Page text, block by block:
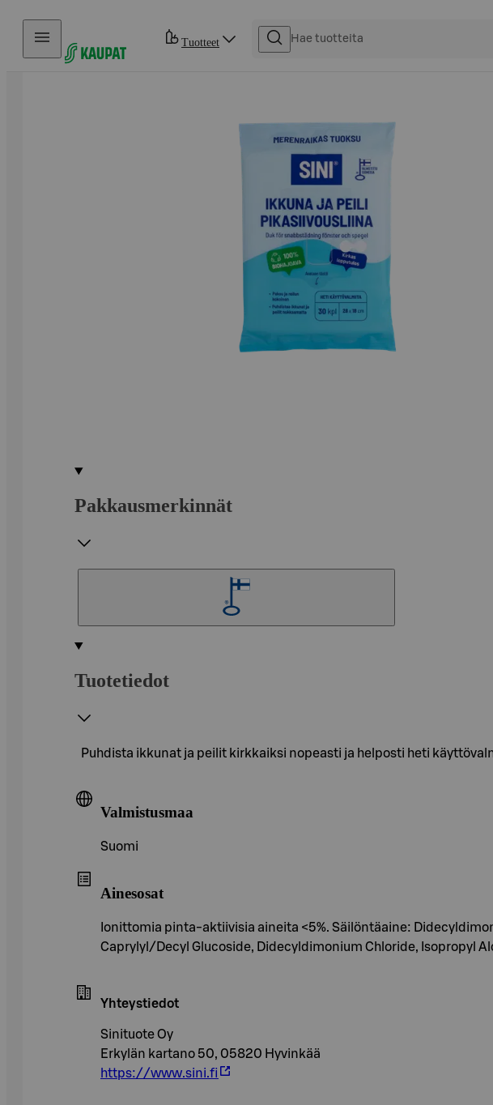
Hyppää sisältöön
Tuotteet
Pakkausmerkinnät
Tuotetiedot
Puhdista ikkunat ja peilit kirkkaiksi nopeasti ja helposti heti
Valmistusmaa
Suomi
Ainesosat
Ionittomia pinta-aktiivisia aineita <5%. Säilöntäaine:
Caprylyl/Decyl Glucoside, Didecyldimonium Chloride, Isopropyl
Yhteystiedot
Sinituote Oy
Erkylän kartano 50, 05820 Hyvinkää
https://www.sini.fi